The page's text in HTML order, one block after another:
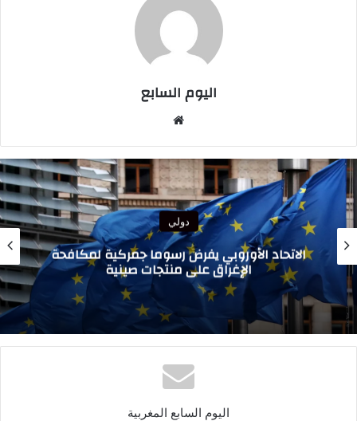
اليوم السابع
دولي
الرئيس الغاني يبعث تحياته الأخوية إلى جلالة
الملك ويعرب عن ارتياحه للتقدم المحرز في إطار
التعاون الثنائي مع المغرب
اليوم السابع المغربية